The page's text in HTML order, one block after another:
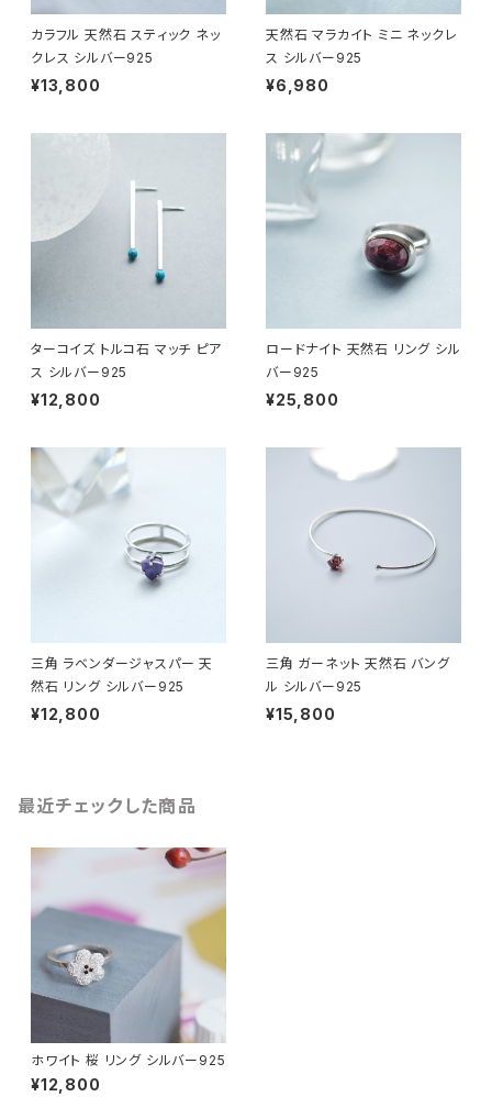
カラフル 天然石 スティック ネッ
クレス シルバー925
¥13,800
天然石 マラカイト ミニ ネックレ
ス シルバー925
¥6,980
ターコイズ トルコ石 マッチ ピア
ス シルバー925
¥12,800
ロードナイト 天然石 リング シル
バー925
¥25,800
三角 ラベンダージャスパー 天
然石 リング シルバー925
¥12,800
三角 ガーネット 天然石 バング
ル シルバー925
¥15,800
最近チェックした商品
ホワイト 桜 リング シルバー925
¥12,800